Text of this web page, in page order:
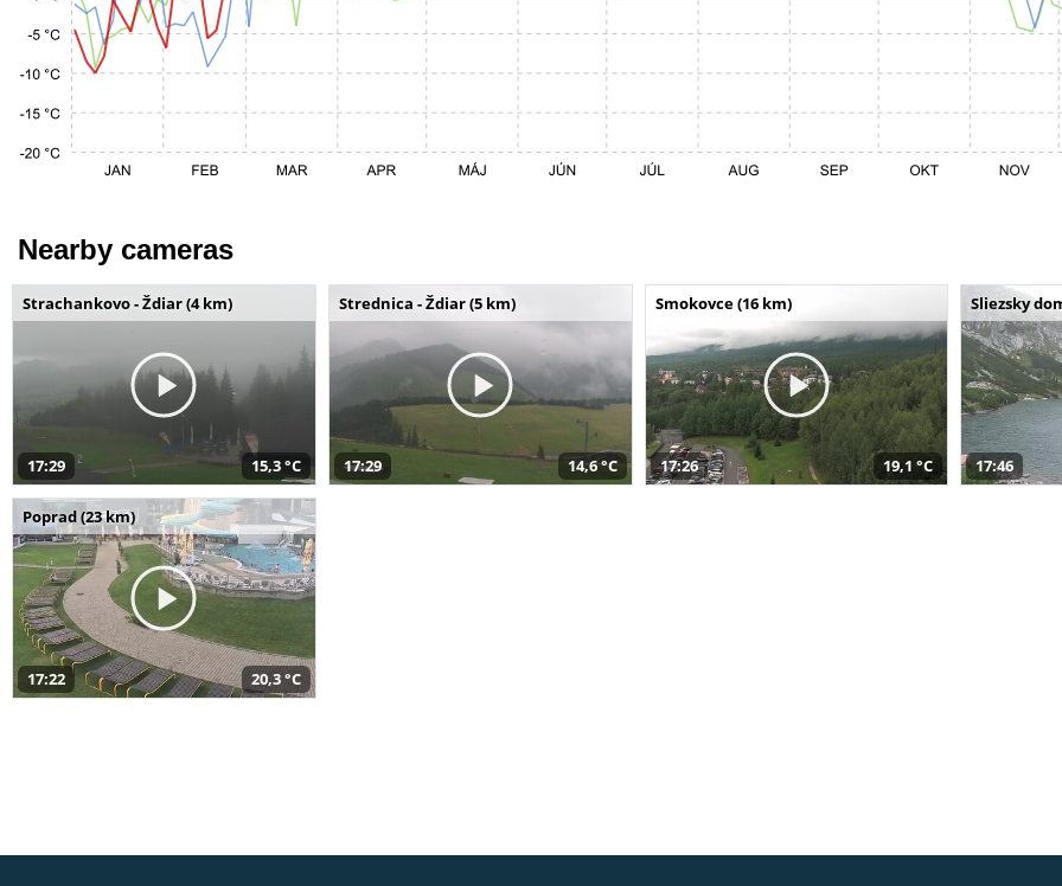
Nearby cameras
Strachankovo - Ždiar (4 km)
17:29 15,3 °C
Strednica - Ždiar (5 km)
17:29 14,6 °C
Smokovce (16 km)
17:26 19,1 °C
Sliezsky
17:46
Poprad (23 km)
17:22 20,3 °C